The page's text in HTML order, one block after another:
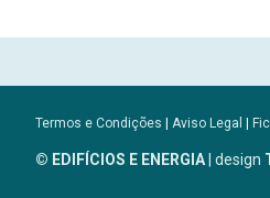
Termos e Condições | Aviso Legal |
© EDIFÍCIOS E ENERGIA | design